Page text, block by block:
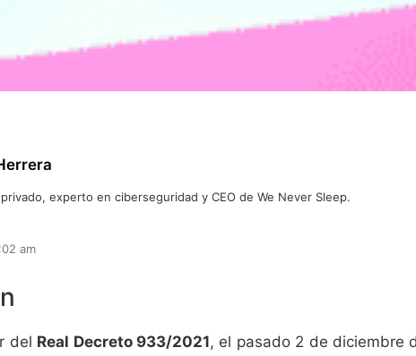
experto en ciberseguridad y CEO de We Never Sleep.
am
del Real Decreto 933/2021, el pasado 2 de diciembre